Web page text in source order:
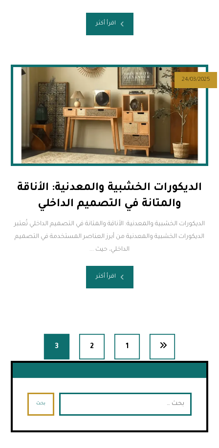
اقرأ أكثر
الديكورات الخشبية والمعدنية: الأناقة
والمتانة في التصميم الداخلي
24/03/2025
الديكورات الخشبية والمعدنية: الأناقة والمتانة في التصميم الداخلي تُعتبر
الديكورات الخشبية والمعدنية من أبرز العناصر المستخدمة في التصميم
الداخلي، حيث ...
اقرأ أكثر
1
2
3
بحث